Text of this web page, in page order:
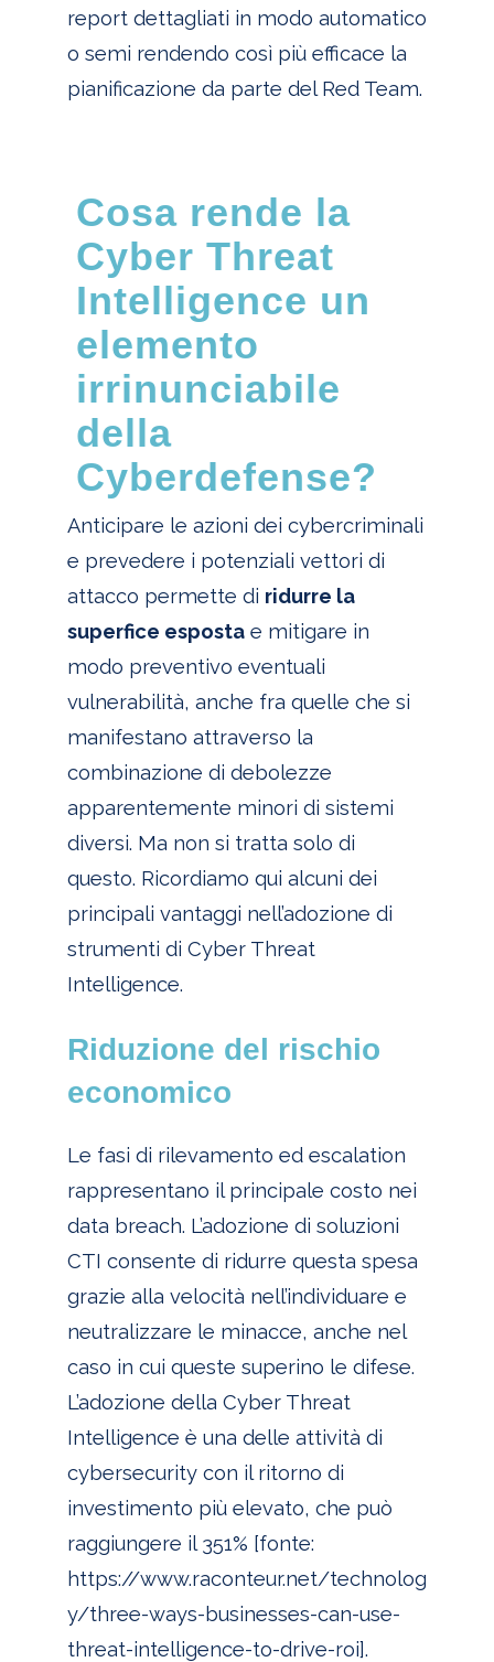
report dettagliati in modo automatico
o semi rendendo così più efficace la
pianificazione da parte del Red Team.
Cosa rende la
Cyber Threat
Intelligence un
elemento
irrinunciabile
della
Cyberdefense?
Anticipare le azioni dei cybercriminali
e prevedere i potenziali vettori di
attacco permette di ridurre la
superfice espostae mitigare in
modo preventivo eventuali
vulnerabilità, anche fra quelle che si
manifestano attraverso la
combinazione di debolezze
apparentemente minori di sistemi
diversi. Ma non si tratta solo di
questo. Ricordiamo qui alcuni dei
principali vantaggi nell’adozione di
strumenti di Cyber Threat
Intelligence.
Riduzione del rischio
economico
Le fasi di rilevamento ed escalation
rappresentano il principale costo nei
data breach. L’adozione di soluzioni
CTI consente di ridurre questa spesa
grazie alla velocità nell’individuare e
neutralizzare le minacce, anche nel
caso in cui queste superino le difese.
L’adozione della Cyber Threat
Intelligence è una delle attività di
cybersecurity con il ritorno di
investimento più elevato, che può
raggiungere il 351% [fonte:
https://www.raconteur.net/technolog
y/three-ways-businesses-can-use-
threat-intelligence-to-drive-roi].